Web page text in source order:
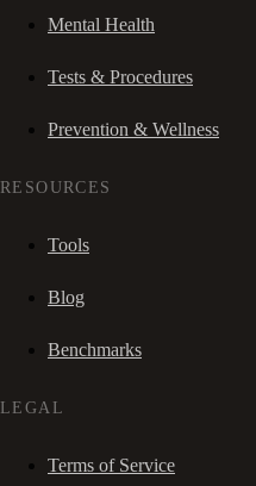
Mental Health
Tests & Procedures
Prevention & Wellness
RESOURCES
Tools
Blog
Benchmarks
LEGAL
Terms of Service